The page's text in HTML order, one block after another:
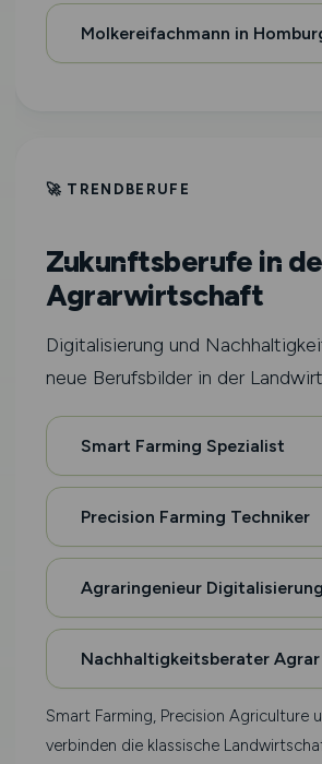
Molkereifachmann in
🚀 TRENDBERUFE
Zukunftsberufe in
Agrarwirtschaft
Digitalisierung und
neue Berufsbilder in der
Smart Farming Spezialist
Precision Farming Techniker
Agraringenieur Digitalisierung
Nachhaltigkeitsberater Agrar
Smart Farming, Precision Agriculture
verbinden die klassische